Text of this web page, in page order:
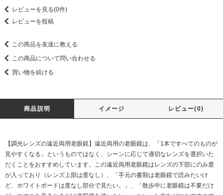
レビューを見る(0件)
レビューを投稿
この商品を友達に教える
この商品について問い合わせる
買い物を続ける
商品説明 イメージ レビュー(0)
【調光レンズの遠近両用老眼鏡】遠近両用の老眼鏡は、「1本ですべてのものが
見やすくなる」というものではなく、シーンに応じて適切なレンズを選択いた
だくことをおすすめしています。この遠近両用老眼鏡はレンズの下部にのみ度
が入っており（レンズ上部は度なし）、「手元の書類は老眼鏡で読みたいけ
ど、ホワイトボードは度なし部分で見たい。」、「散歩中に老眼鏡は不要だけ